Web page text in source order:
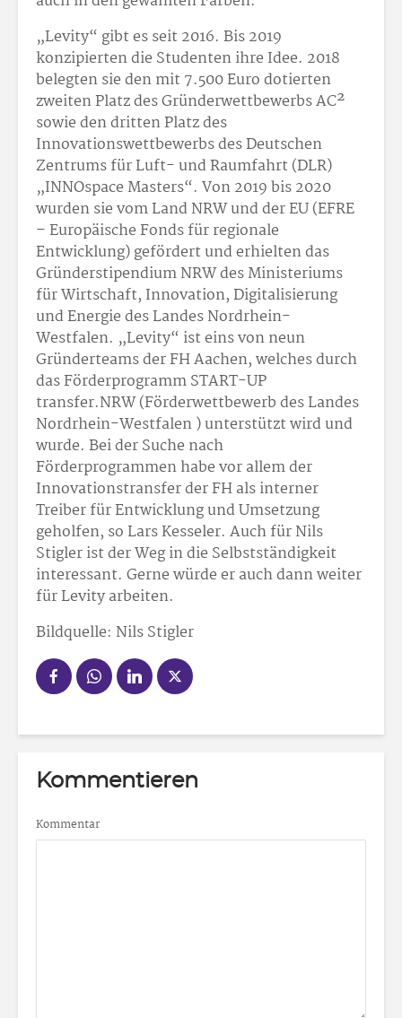
„Levity“ gibt es seit 2016. Bis 2019
konzipierten die Studenten ihre Idee. 2018
belegten sie den mit 7.500 Euro dotierten
zweiten Platz des Gründerwettbewerbs AC²
sowie den dritten Platz des
Innovationswettbewerbs des Deutschen
Zentrums für Luft- und Raumfahrt (DLR)
„INNOspace Masters“. Von 2019 bis 2020
wurden sie vom Land NRW und der EU (EFRE
– Europäische Fonds für regionale
Entwicklung) gefördert und erhielten das
Gründerstipendium NRW des Ministeriums
für Wirtschaft, Innovation, Digitalisierung
und Energie des Landes Nordrhein-
Westfalen. „Levity“ ist eins von neun
Gründerteams der FH Aachen, welches durch
das Förderprogramm START-UP
transfer.NRW (Förderwettbewerb des Landes
Nordrhein-Westfalen ) unterstützt wird und
wurde. Bei der Suche nach
Förderprogrammen habe vor allem der
Innovationstransfer der FH als interner
Treiber für Entwicklung und Umsetzung
geholfen, so Lars Kesseler. Auch für Nils
Stigler ist der Weg in die Selbstständigkeit
interessant. Gerne würde er auch dann weiter
für Levity arbeiten.
Bildquelle: Nils Stigler
Kommentieren
Kommentar